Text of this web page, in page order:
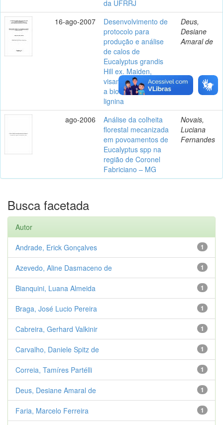
da UFRRJ
16-ago-2007
Desenvolvimento de
protocolo para
produção e análise
de calos de
Eucalyptus grandis
Hill ex. Maiden,
visando estudo sobre
a biossíntese da
lignina
Deus,
Desiane
Amaral de
ago-2006
Análise da colheita
florestal mecanizada
em povoamentos de
Eucalyptus spp na
região de Coronel
Fabriciano – MG
Novais,
Luciana
Fernandes
Busca facetada
Autor
1
Andrade, Erick Gonçalves
1
Azevedo, Aline Dasmaceno de
1
Bianquini, Luana Almeida
1
Braga, José Lucio Pereira
1
Cabreira, Gerhard Valkinir
1
Carvalho, Daniele Spitz de
1
Correia, Tamíres Partélli
1
Deus, Desiane Amaral de
1
Faria, Marcelo Ferreira